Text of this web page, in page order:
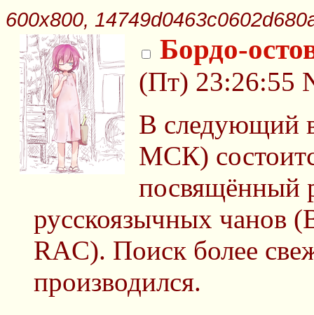
600x800,
Бордо-
(Пт) 23:26:55
В следующий
МСК)
посвящённый
русскоязычных чанов
RAC). Поиск более
производился.